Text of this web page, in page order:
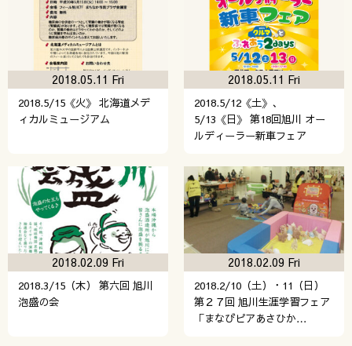
2018.5/15《火》 北海道メデ
ィカルミュージアム
2018.05.11 Fri
2018.5/12《土》、
5/13《日》 第18回旭川 オー
ルディーラー新車フェア
2018.05.11 Fri
2018.3/15（木） 第六回 旭川
泡盛の会
2018.02.09 Fri
2018.2/10（土）・11（日）
第２７回 旭川生涯学習フェア
「まなびピアあさひか…
2018.02.09 Fri